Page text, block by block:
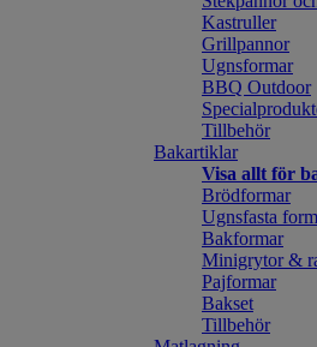
Kastruller
Grillpannor
Ugnsformar
BBQ Outdoor
Tillbehör
Bakartiklar
Visa allt för
Brödformar
Ugnsfasta
Bakformar
Minigrytor &
Pajformar
Bakset
Tillbehör